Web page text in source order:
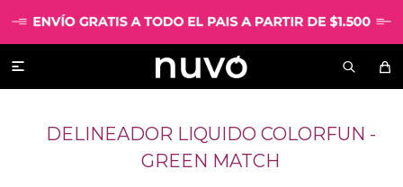

DELINEADOR LIQUIDO COLORFUN -
GREEN MATCH